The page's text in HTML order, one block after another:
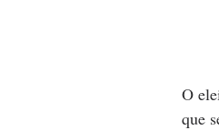
O
que